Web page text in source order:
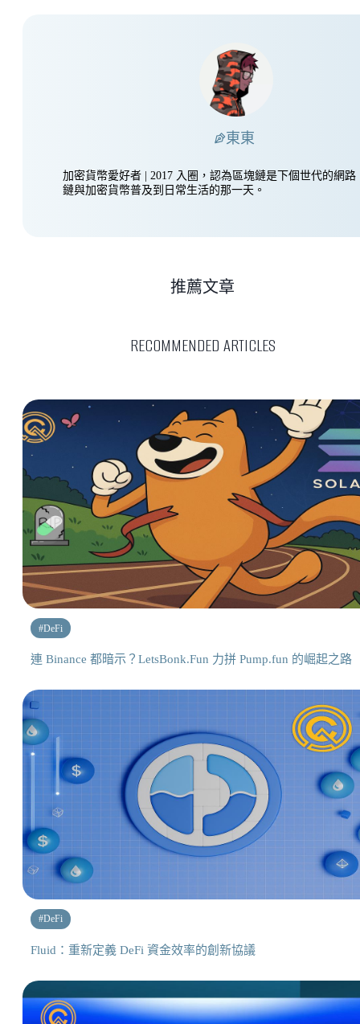
東東
加密貨幣愛好者 | 2017 入圈，認為區塊鏈是下個世代的網路
鏈與加密貨幣普及到日常生活的那一天。
RECOMMENDED ARTICLES
推薦文章
#DeFi
連 Binance 都暗示？LetsBonk.Fun 力拼 Pump.fun 的崛起之路
#DeFi
Fluid：重新定義 DeFi 資金效率的創新協議